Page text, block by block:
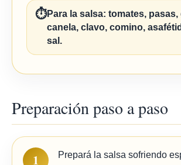
⏱️Para la salsa: tomates, pasas,
canela, clavo, comino,
sal.
Preparación paso a paso
1 Prepará la salsa sofriendo